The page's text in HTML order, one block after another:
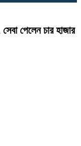
পেলেন চার হাজার